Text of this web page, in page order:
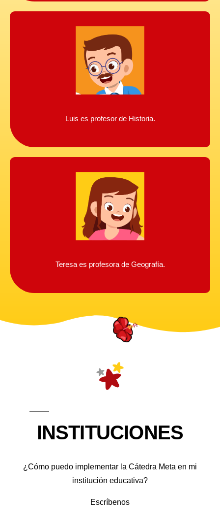
Luis es profesor de Historia.
Teresa es profesora de Geografía.
INSTITUCIONES
¿Cómo puedo implementar la Cátedra Meta en mi
institución educativa?
Escríbenos